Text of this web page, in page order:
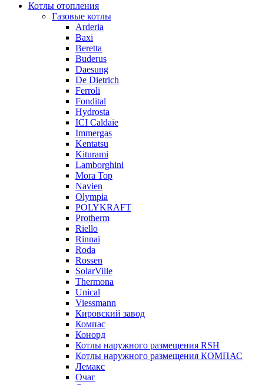
Котлы отопления
Газовые котлы
Arderia
Baxi
Beretta
Buderus
Daesung
De Dietrich
Ferroli
Fondital
Hydrosta
ICI Caldaie
Immergas
Kentatsu
Kiturami
Lamborghini
Mora Top
Navien
Olympia
POLYKRAFT
Protherm
Riello
Rinnai
Roda
Rossen
SolarVille
Thermona
Unical
Viessmann
Кировский завод
Компас
Конорд
Котлы наружного размещения RSH
Котлы наружного размещения КОМПАС
Лемакс
Очаг